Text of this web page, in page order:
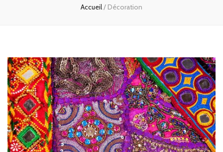
Accueil/ Décoration